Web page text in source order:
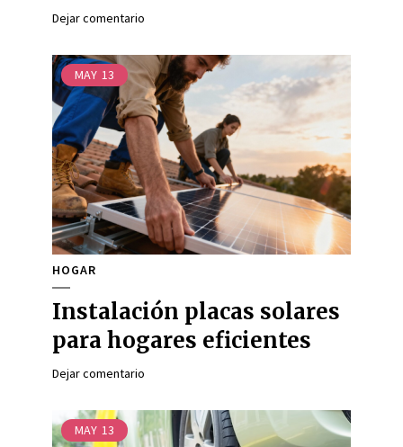
Dejar comentario
MAY 13
HOGAR
Instalación placas solares
para hogares eficientes
Dejar comentario
MAY 13